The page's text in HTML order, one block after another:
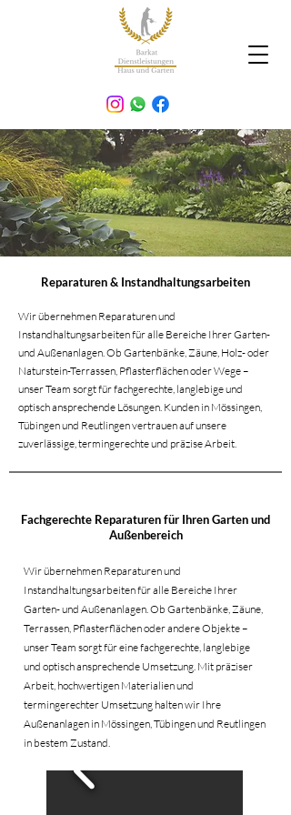
Reparaturen & Instandhaltungsarbeiten
Wir übernehmen Reparaturen und
Instandhaltungsarbeiten für alle Bereiche Ihrer Garten-
und Außenanlagen. Ob Gartenbänke, Zäune, Holz- oder
Naturstein-Terrassen, Pflasterflächen oder Wege –
unser Team sorgt für fachgerechte, langlebige und
optisch ansprechende Lösungen. Kunden in Mössingen,
Tübingen und Reutlingen vertrauen auf unsere
zuverlässige, termingerechte und präzise Arbeit.
Fachgerechte Reparaturen für Ihren Garten und
Außenbereich
Wir übernehmen Reparaturen und
Instandhaltungsarbeiten für alle Bereiche Ihrer
Garten- und Außenanlagen. Ob Gartenbänke, Zäune,
Terrassen, Pflasterflächen oder andere Objekte –
unser Team sorgt für eine fachgerechte, langlebige
und optisch ansprechende Umsetzung. Mit präziser
Arbeit, hochwertigen Materialien und
termingerechter Umsetzung halten wir Ihre
Außenanlagen in Mössingen, Tübingen und Reutlingen
in bestem Zustand.